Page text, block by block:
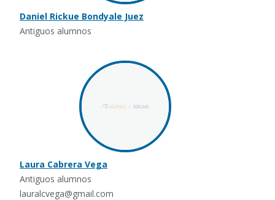
Daniel Rickue Bondyale Juez
Antiguos alumnos
Laura Cabrera Vega
Antiguos alumnos
lauralcvega@gmail.com